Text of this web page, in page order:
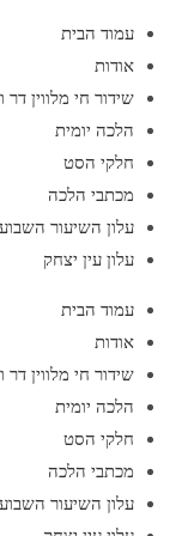
עמוד הבית
אודות
שידור חי מלווין דר
הלכה יומית
חלקי הסט
מכתבי הלכה
עלון השיעור
עלון עין יצחק
עמוד הבית
אודות
שידור חי מלווין דר
הלכה יומית
חלקי הסט
מכתבי הלכה
עלון השיעור